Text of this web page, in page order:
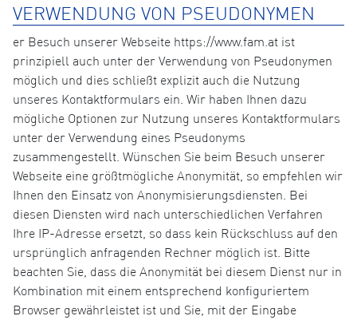
VERWENDUNG VON PSEUDONYMEN
er Besuch unserer Webseite https://www.fam.at ist
prinzipiell auch unter der Verwendung von Pseudonymen
möglich und dies schließt explizit auch die Nutzung
unseres Kontaktformulars ein. Wir haben Ihnen dazu
mögliche Optionen zur Nutzung unseres Kontaktformulars
unter der Verwendung eines Pseudonyms
zusammengestellt. Wünschen Sie beim Besuch unserer
Webseite eine größtmögliche Anonymität, so empfehlen wir
Ihnen den Einsatz von Anonymisierungsdiensten. Bei
diesen Diensten wird nach unterschiedlichen Verfahren
Ihre IP-Adresse ersetzt, so dass kein Rückschluss auf den
ursprünglich anfragenden Rechner möglich ist. Bitte
beachten Sie, dass die Anonymität bei diesem Dienst nur in
Kombination mit einem entsprechend konfiguriertem
Browser gewährleistet ist und Sie, mit der Eingabe